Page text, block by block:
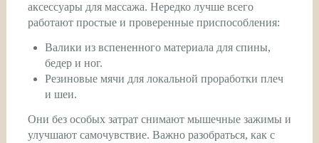
аксессуары для массажа. Нередко лучше всего
работают простые и проверенные приспособления:
Валики из вспененного материала для спины,
бедер и ног.
Резиновые мячи для локальной проработки плеч
и шеи.
Они без особых затрат снимают мышечные зажимы и
улучшают самочувствие. Важно разобраться, как с